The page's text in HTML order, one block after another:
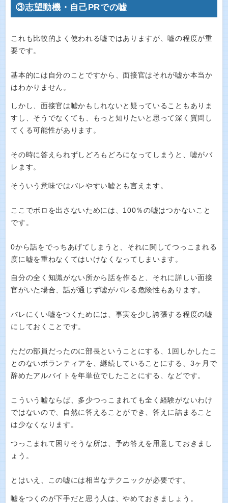
③志望動機・自己PRでの嘘
これも比較的よく使われる嘘ではありますが、嘘の程度が重
要です。
基本的には自分のことですから、面接官はそれが嘘か本当か
はわかりません。
しかし、面接官は嘘かもしれないと疑っていることもありま
すし、そうでなくても、もっと知りたいと思って深く質問し
てくる可能性があります。
その時に答えられずしどろもどろになってしまうと、嘘がバ
レます。
そういう意味ではバレやすい嘘とも言えます。
ここでボロを出さないためには、100％の嘘はつかないこと
です。
0から話をでっちあげてしまうと、それに関してつっこまれる
度に嘘を重ねなくてはいけなくなってしまいます。
自分の全く知識がない所から話を作ると、それに詳しい面接
官がいた場合、話が通じず嘘がバレる危険性もあります。
バレにくい嘘をつくためには、事実を少し誇張する程度の嘘
にしておくことです。
ただの部員だったのに部長ということにする、1回しかしたこ
とのないボランティアを、継続していることにする、3ヶ月で
辞めたアルバイトを年単位でしたことにする、などです。
こういう嘘ならば、多少つっこまれても全く経験がないわけ
ではないので、自然に答えることができ、答えに詰まること
は少なくなります。
つっこまれて困りそうな所は、予め答えを用意しておきまし
ょう。
とはいえ、この嘘には相当なテクニックが必要です。
嘘をつくのが下手だと思う人は、やめておきましょう。